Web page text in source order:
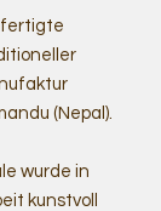
(Nepal).
wurde in
kunstvoll